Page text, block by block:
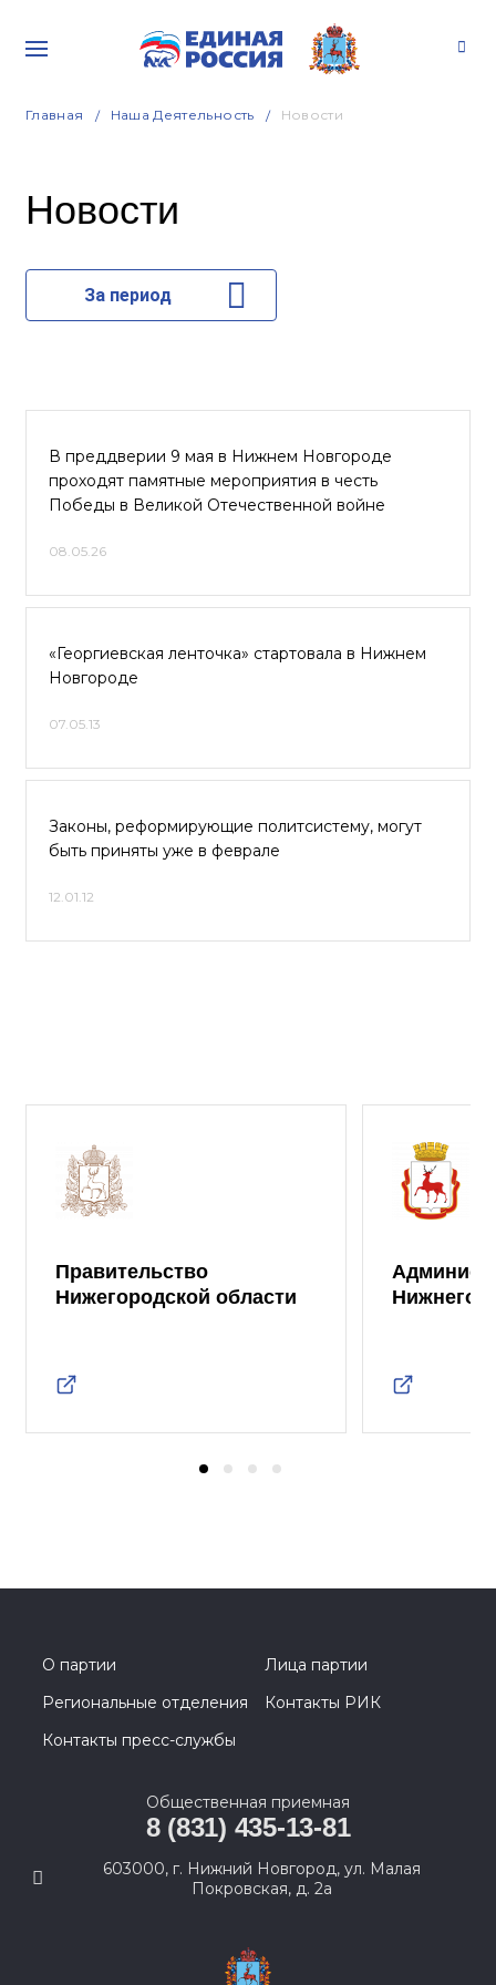
Главная Наша Деятельность Новости
Новости
За период
В преддверии 9 мая в Нижнем Новгороде
проходят памятные мероприятия в честь
Победы в Великой Отечественной войне
08.05.26
«Георгиевская ленточка» стартовала в Нижнем
Новгороде
07.05.13
Законы, реформирующие политсистему, могут
быть приняты уже в феврале
12.01.12
Правительство
Нижегородской области
Нижнего
О партии
Лица партии
Региональные отделения
Контакты РИК
Контакты пресс-службы
Общественная приемная
8 (831) 435-13-81
603000, г. Нижний Новгород, ул. Малая
Покровская, д. 2а